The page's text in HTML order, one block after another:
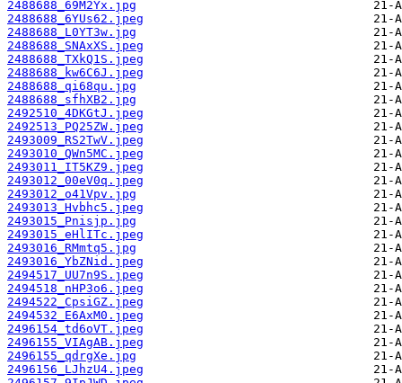
2488688_69M2Yx.jpg
2488688_6YUs62.jpeg
2488688_L0YT3w.jpg
2488688_SNAxXS.jpeg
2488688_TXkQ1S.jpeg
2488688_kw6C6J.jpeg
2488688_qi68qu.jpg
2488688_sfhXB2.jpg
2492510_4DKGtJ.jpeg
2492513_PQ25ZW.jpeg
2493009_RS2TwV.jpeg
2493010_QWn5MC.jpeg
2493011_IT5KZ9.jpeg
2493012_00eV0q.jpeg
2493012_o41Vpv.jpg
2493013_Hvbhc5.jpeg
2493015_Pnisjp.jpg
2493015_eHlITc.jpeg
2493016_RMmtq5.jpg
2493016_YbZNid.jpeg
2494517_UU7n9S.jpeg
2494518_nHP3o6.jpeg
2494522_CpsiGZ.jpeg
2494532_E6AxM0.jpeg
2496154_td6oVT.jpeg
2496155_VIAgAB.jpeg
2496155_qdrgXe.jpg
2496156_LJhzU4.jpeg